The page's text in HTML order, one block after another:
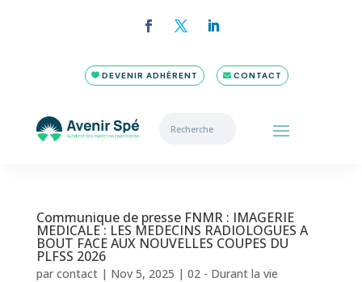
DEVENIR ADHÉRENT CONTACT
Communique de presse FNMR : IMAGERIE
MEDICALE : LES MEDECINS RADIOLOGUES A
BOUT FACE AUX NOUVELLES COUPES DU
PLFSS 2026
par contact| Nov 5, 2025 | 02 - Durant la vie